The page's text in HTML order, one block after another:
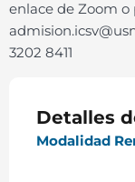
enlace de Zoom o
3202 8411
Detalles
Modalidad